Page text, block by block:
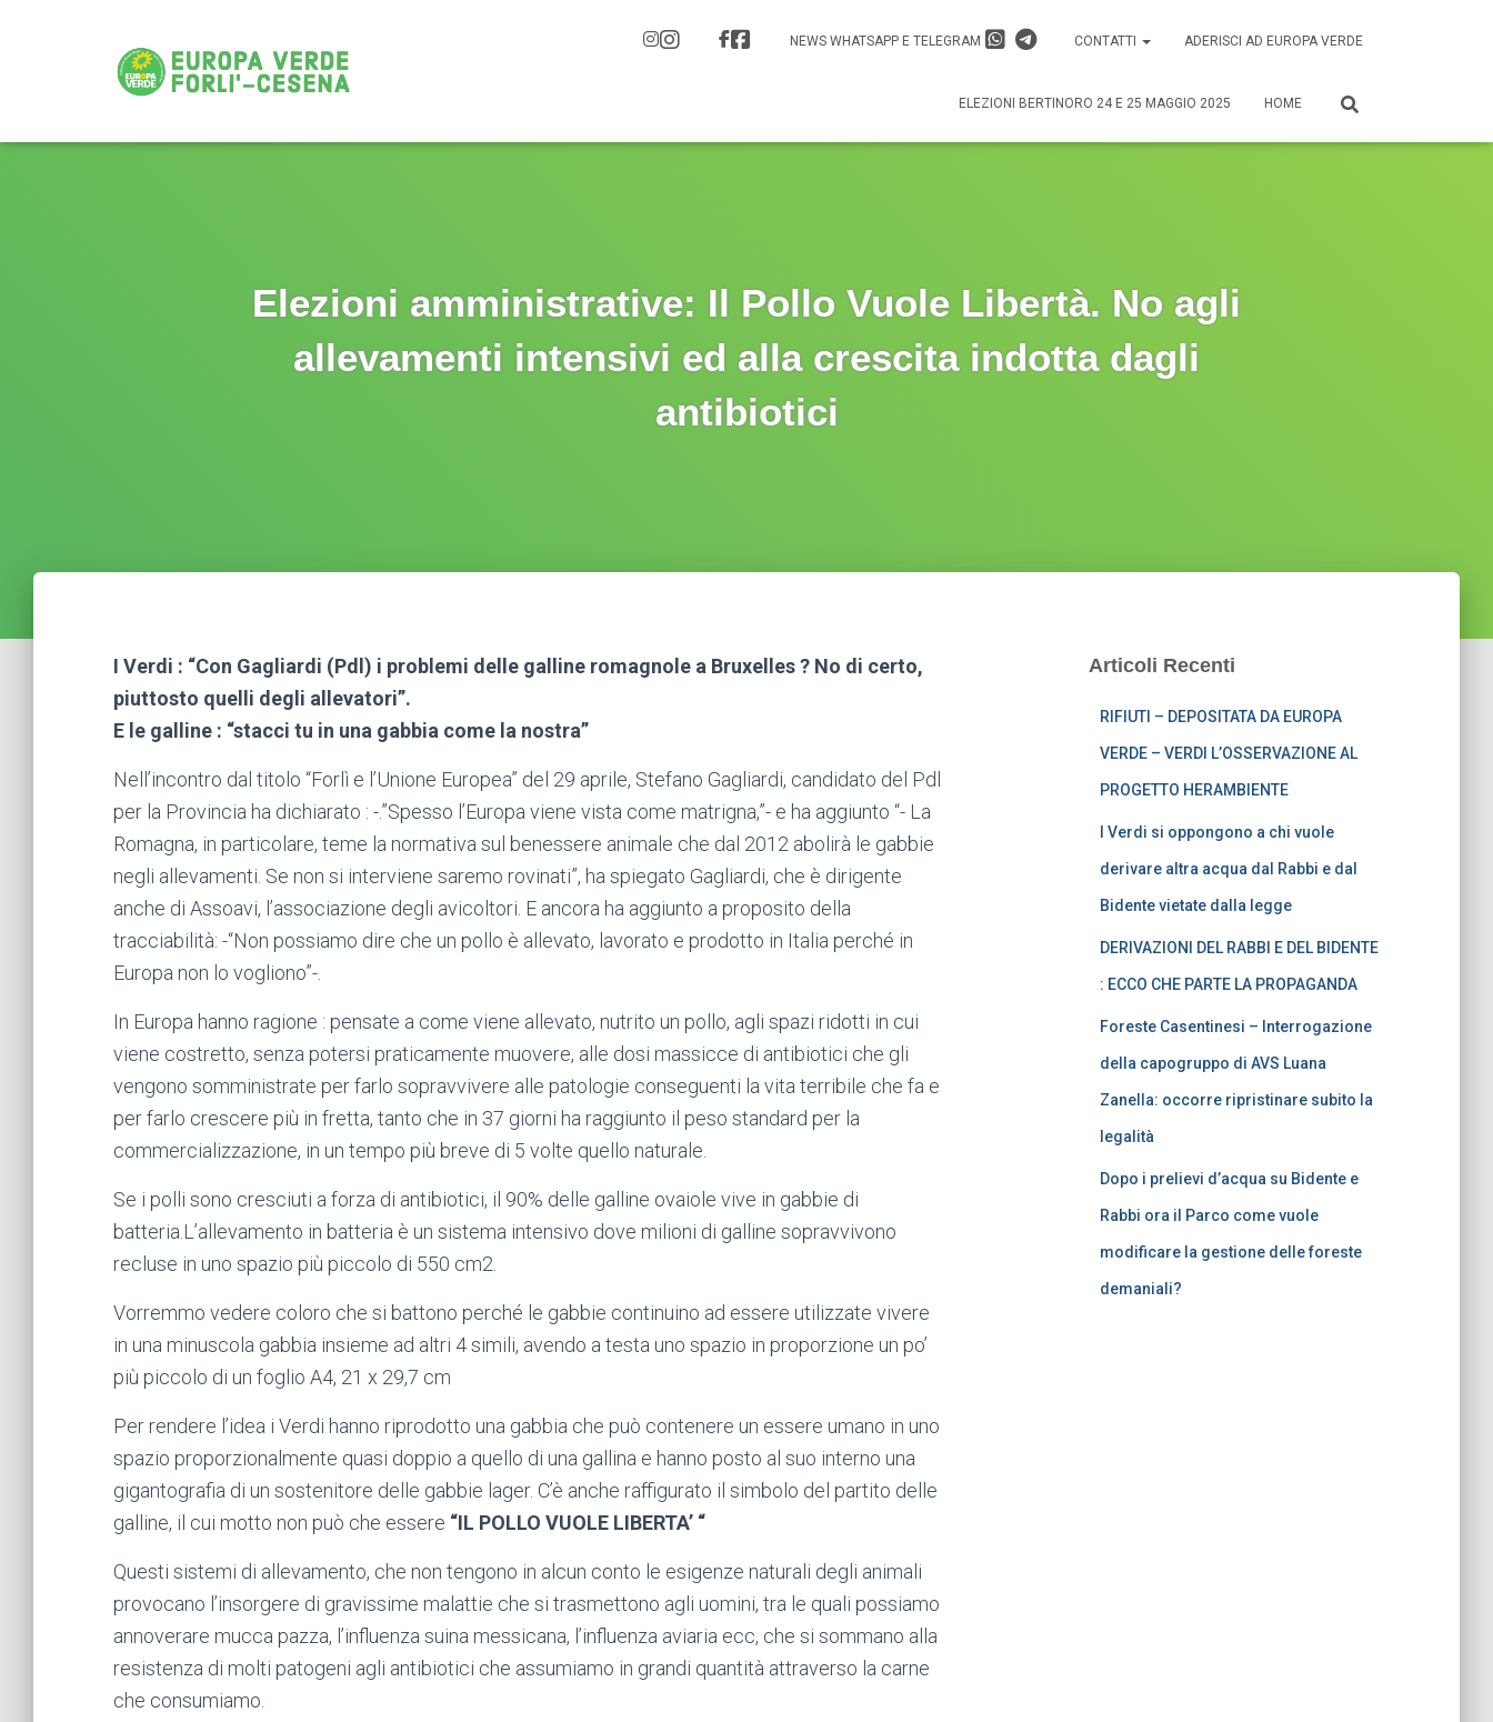
NEWS WHATSAPP E TELEGRAM CONTATTI ADERISCI AD EUROPA VERDE
ELEZIONI BERTINORO 24 E 25 MAGGIO 2025 HOME
Elezioni amministrative: Il Pollo Vuole Libertà. No agli
allevamenti intensivi ed alla crescita indotta dagli
antibiotici
I Verdi : “Con Gagliardi (Pdl) i problemi delle galline romagnole a Bruxelles ? No di certo,
piuttosto quelli degli allevatori”.
E le galline : “stacci tu in una gabbia come la nostra”
Nell’incontro dal titolo “Forlì e l’Unione Europea” del 29 aprile, Stefano Gagliardi, candidato del Pdl
per la Provincia ha dichiarato : -.”Spesso l’Europa viene vista come matrigna,”- e ha aggiunto “- La
Romagna, in particolare, teme la normativa sul benessere animale che dal 2012 abolirà le gabbie
negli allevamenti. Se non si interviene saremo rovinati”, ha spiegato Gagliardi, che è dirigente
anche di Assoavi, l’associazione degli avicoltori. E ancora ha aggiunto a proposito della
tracciabilità: -“Non possiamo dire che un pollo è allevato, lavorato e prodotto in Italia perché in
Europa non lo vogliono”-.
In Europa hanno ragione : pensate a come viene allevato, nutrito un pollo, agli spazi ridotti in cui
viene costretto, senza potersi praticamente muovere, alle dosi massicce di antibiotici che gli
vengono somministrate per farlo sopravvivere alle patologie conseguenti la vita terribile che fa e
per farlo crescere più in fretta, tanto che in 37 giorni ha raggiunto il peso standard per la
commercializzazione, in un tempo più breve di 5 volte quello naturale.
Se i polli sono cresciuti a forza di antibiotici, il 90% delle galline ovaiole vive in gabbie di
batteria.L’allevamento in batteria è un sistema intensivo dove milioni di galline sopravvivono
recluse in uno spazio più piccolo di 550 cm2.
Vorremmo vedere coloro che si battono perché le gabbie continuino ad essere utilizzate vivere
in una minuscola gabbia insieme ad altri 4 simili, avendo a testa uno spazio in proporzione un po’
più piccolo di un foglio A4, 21 x 29,7 cm
Per rendere l’idea i Verdi hanno riprodotto una gabbia che può contenere un essere umano in uno
spazio proporzionalmente quasi doppio a quello di una gallina e hanno posto al suo interno una
gigantografia di un sostenitore delle gabbie lager. C’è anche raffigurato il simbolo del partito delle
galline, il cui motto non può che essere “IL POLLO VUOLE LIBERTA’ “
Questi sistemi di allevamento, che non tengono in alcun conto le esigenze naturali degli animali
provocano l’insorgere di gravissime malattie che si trasmettono agli uomini, tra le quali possiamo
annoverare mucca pazza, l’influenza suina messicana, l’influenza aviaria ecc, che si sommano alla
resistenza di molti patogeni agli antibiotici che assumiamo in grandi quantità attraverso la carne
che consumiamo.
Articoli Recenti
RIFIUTI – DEPOSITATA DA EUROPA
VERDE – VERDI L’OSSERVAZIONE AL
PROGETTO HERAMBIENTE
I Verdi si oppongono a chi vuole
derivare altra acqua dal Rabbi e dal
Bidente vietate dalla legge
DERIVAZIONI DEL RABBI E DEL BIDENTE
: ECCO CHE PARTE LA PROPAGANDA
Foreste Casentinesi – Interrogazione
della capogruppo di AVS Luana
Zanella: occorre ripristinare subito la
legalità
Dopo i prelievi d’acqua su Bidente e
Rabbi ora il Parco come vuole
modificare la gestione delle foreste
demaniali?